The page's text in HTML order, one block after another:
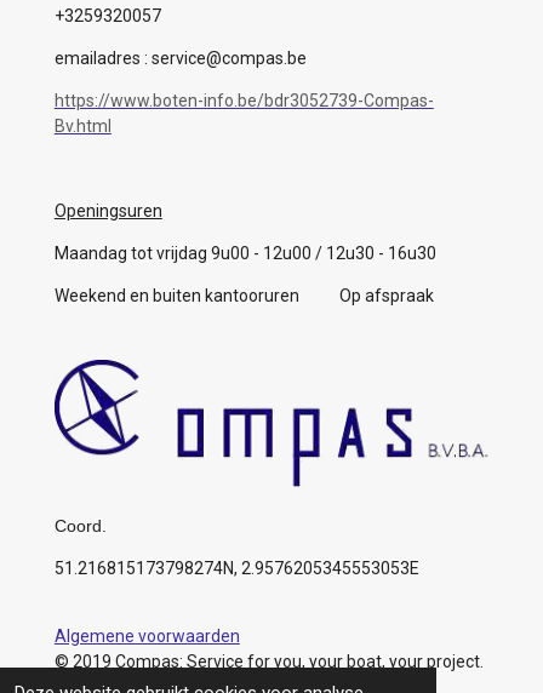
+3259320057
emailadres : service@compas.be
https://www.boten-info.be/bdr3052739-Compas-
Bv.html
Openingsuren
Maandag tot vrijdag 9u00 - 12u00 / 12u30 - 16u30
Weekend en buiten kantooruren Op afspraak
Coord.
51.216815173798274N, 2.9576205345553053E
Algemene voorwaarden
© 2019 Compas: Service for you, your boat, your project.
https://www.compas.be/